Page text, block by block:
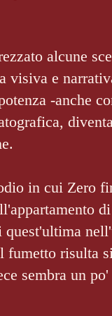
alcune
visiva e
-anche
in cui Zero
quest'ultima
fumetto risulta
sembra un